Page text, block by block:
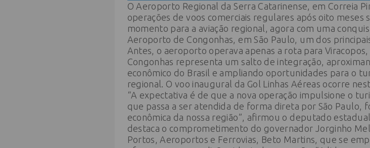
O Aeroporto Regional da Serra Catarinense, em Correia
operações de voos comerciais regulares após oito meses
momento para a aviação regional, agora com uma
Aeroporto de Congonhas, em São Paulo, um dos
Antes, o aeroporto operava apenas a rota para
Congonhas representa um salto de integração,
econômico do Brasil e ampliando oportunidades para o
regional. O voo inaugural da Gol Linhas Aéreas ocorre
“A expectativa é de que a nova operação impulsione o
que passa a ser atendida de forma direta por São Paulo,
econômica da nossa região”, afirmou o deputado
destaca o comprometimento do governador Jorginho
Portos, Aeroportos e Ferrovias, Beto Martins, que se